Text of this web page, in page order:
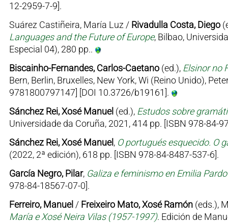
12-2959-7-9].
Suárez Castiñeira, María Luz / Rivadulla Costa, Diego
Languages and the Future of Europe, Bilbao,
Especial 04), 280 pp..
Biscainho-Fernandes, Carlos-Caetano(ed.), Elsinor no
Bern, Berlin, Bruxelles, New York, Wi (Reino Unido),
9781800797147] [DOI 10.3726/b19161].
Sánchez Rei, Xosé Manuel (ed.), Estudos sobre
Universidade da Coruña, 2021, 414 pp. [ISBN 978-84-
Sánchez Rei, Xosé Manuel, O portugués esquecido. O
(2022, 2ª edición), 618 pp. [ISBN 978-84-8487-537-6].
García Negro, Pilar, Galiza e feminismo en Emilia
978-84-18567-07-0].
Ferreiro, Manuel / Freixeiro Mato, Xosé Ramón(eds.),
María e Xosé Neira Vilas (1957-1997). Edición de